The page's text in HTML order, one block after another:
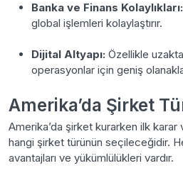
Banka ve Finans Kolaylıkları:
global işlemleri kolaylaştırır.
Dijital Altyapı: Özellikle
operasyonlar için geniş
Amerika’da Şirket
Amerika’da şirket kurarken ilk
hangi şirket türünün seçileceğidir.
avantajları ve yükümlülükleri vardır.